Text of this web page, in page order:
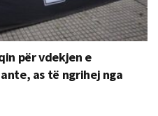
për vdekjen e
as të ngrihej nga